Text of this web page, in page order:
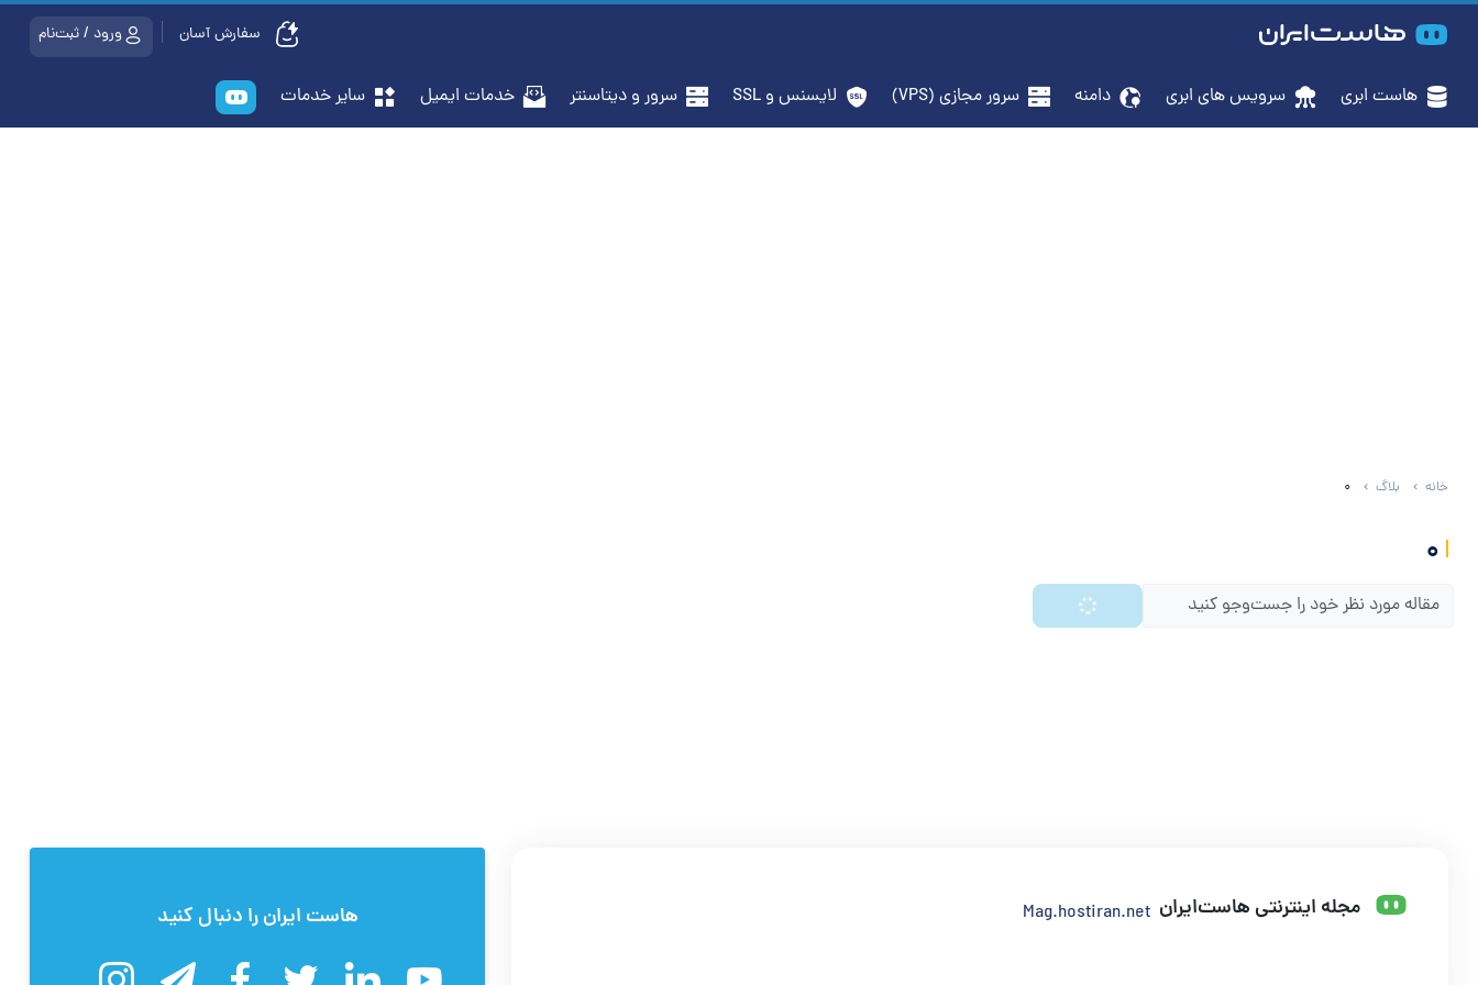
سفارش آسان ورود / ثبت‌نام
هاست ابری سرویس‌ های ابری دامنه سرور مجازی (VPS) لایسنس و SSL سرور و دیتاسنتر خدمات ایمیل سایر خدمات
خانه بلاگ 0
مجله اینترنتی هاست‌ایران Mag.hostiran.net هاست ایران را دنبال کنید